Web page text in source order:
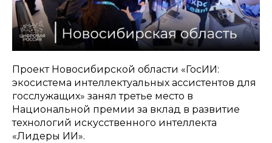
Проект Новосибирской области «ГосИИ:
экосистема интеллектуальных ассистентов для
госслужащих» занял третье место в
Национальной премии за вклад в развитие
технологий искусственного интеллекта
«Лидеры ИИ».